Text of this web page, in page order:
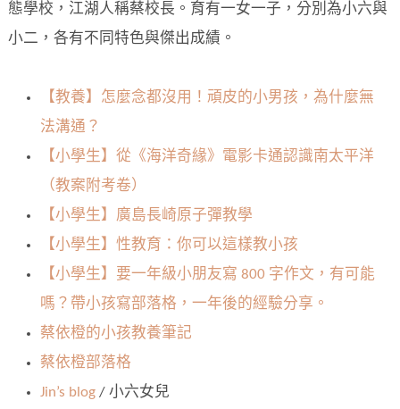
態學校，江湖人稱蔡校長。育有一女一子，分別為小六與
小二，各有不同特色與傑出成績。
【教養】怎麼念都沒用！頑皮的小男孩，為什麼無
法溝通？
【小學生】從《海洋奇緣》電影卡通認識南太平洋
（教案附考卷）
【小學生】廣島長崎原子彈教學
【小學生】性教育：你可以這樣教小孩
【小學生】要一年級小朋友寫 800 字作文，有可能
嗎？帶小孩寫部落格，一年後的經驗分享。
蔡依橙的小孩教養筆記
蔡依橙部落格
Jin’s blog / 小六女兒